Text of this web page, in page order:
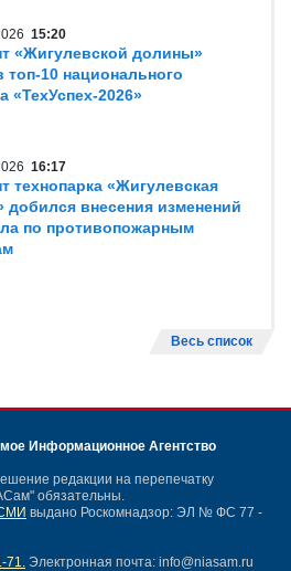
15:20
«Жигулевской долины»
топ-10 национального
«ТехУспех-2026»
16:17
технопарка «Жигулевская
добился внесения изменений
по противопожарным
Весь список
Информационное Агентство
редакции на перепечатку
обязательны.
выдано Роскомнадзор: ЭЛ № ФС 77 -
71. Электронная почта: info@niasam.ru